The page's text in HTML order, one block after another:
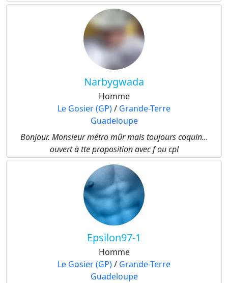
Narbygwada
Homme
Le Gosier (GP)/ Grande-Terre
Guadeloupe
Bonjour. Monsieur métro mûr mais toujours coquin...
ouvert à tte proposition avec f ou cpl
Epsilon97-1
Homme
Le Gosier (GP)/ Grande-Terre
Guadeloupe